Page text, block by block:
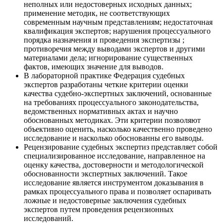
неполных или недостоверных исходных данных;
применение методик, не соответствующих
современным научным представлениям; недостаточная
квалификация экспертов; нарушения процессуального
порядка назначения и проведения экспертизы ;
противоречия между выводами экспертов и другими
материалами дела; игнорирование существенных
фактов, имеющих значение для выводов.
В лабораторной практике Федерация судебных
экспертов разработаны четкие критерии оценки
качества судебно-экспертных заключений, основанные
на требованиях процессуального законодательства,
ведомственных нормативных актах и научно
обоснованных методиках. Эти критерии позволяют
объективно оценить, насколько качественно проведено
исследование и насколько обоснованны его выводы.
Рецензирование судебных экспертиз представляет собой
специализированное исследование, направленное на
оценку качества, достоверности и методологической
обоснованности экспертных заключений. Такое
исследование является инструментом доказывания в
рамках процессуального права и позволяет оспаривать
ложные и недостоверные заключения судебных
экспертов путем проведения рецензионных
исследований.